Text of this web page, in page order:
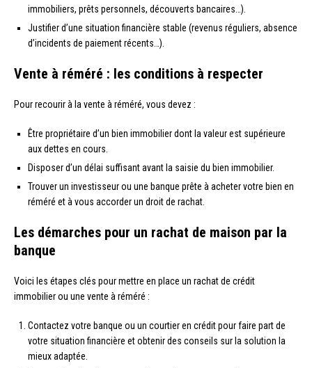
immobiliers, prêts personnels, découverts bancaires…).
Justifier d’une situation financière stable (revenus réguliers, absence
d’incidents de paiement récents…).
Vente à réméré : les conditions à respecter
Pour recourir à la vente à réméré, vous devez :
Être propriétaire d’un bien immobilier dont la valeur est supérieure
aux dettes en cours.
Disposer d’un délai suffisant avant la saisie du bien immobilier.
Trouver un investisseur ou une banque prête à acheter votre bien en
réméré et à vous accorder un droit de rachat.
Les démarches pour un rachat de maison par la
banque
Voici les étapes clés pour mettre en place un rachat de crédit
immobilier ou une vente à réméré :
Contactez votre banque ou un courtier en crédit pour faire part de
votre situation financière et obtenir des conseils sur la solution la
mieux adaptée.